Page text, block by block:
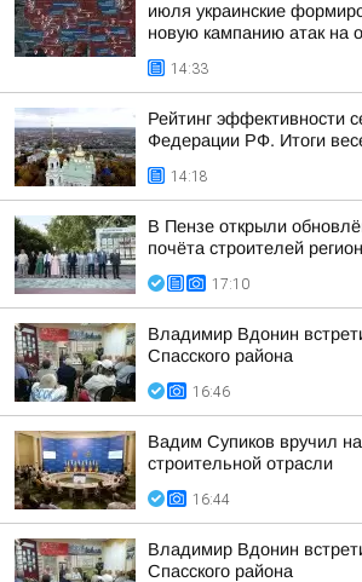
июля украинские
новую кампанию атак на
14:33
Рейтинг эффективности
Федерации РФ. Итоги
14:18
В Пензе открыли
почёта строителей
17:10
Владимир Вдонин
Спасского района
16:46
Вадим Супиков вручил
строительной отрасли
16:44
Владимир Вдонин
Спасского района